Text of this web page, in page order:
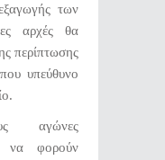
των
αρχές θα
περίπτωσης
υπεύθυνο
αγώνες
να φορούν